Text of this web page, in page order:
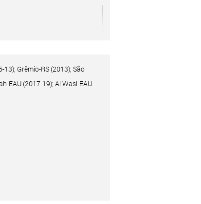
Grêmio-RS (2013); São
EAU (2017-19); Al Wasl-EAU